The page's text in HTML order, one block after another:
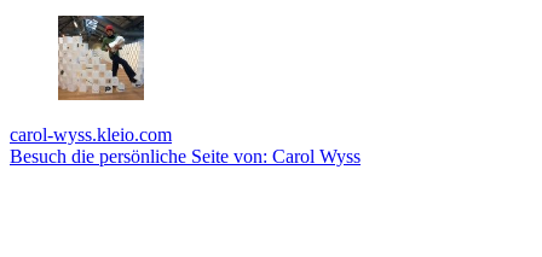
carol-wyss.kleio.com
Besuch die persönliche Seite von: Carol Wyss